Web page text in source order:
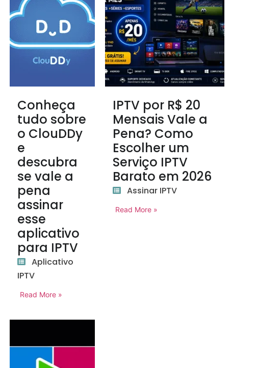
Conheça
tudo sobre
o ClouDDy
e
descubra
se vale a
pena
assinar
esse
aplicativo
para IPTV
Aplicativo
IPTV
Read More »
IPTV por R$ 20
Mensais Vale a
Pena? Como
Escolher um
Serviço IPTV
Barato em 2026
Assinar IPTV
Read More »